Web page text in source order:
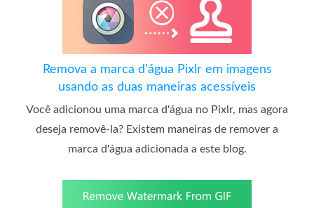
Remova a marca d'água Pixlr em imagens
usando as duas maneiras acessíveis
Você adicionou uma marca d'água no Pixlr, mas agora
deseja removê-la? Existem maneiras de remover a
marca d'água adicionada a este blog.